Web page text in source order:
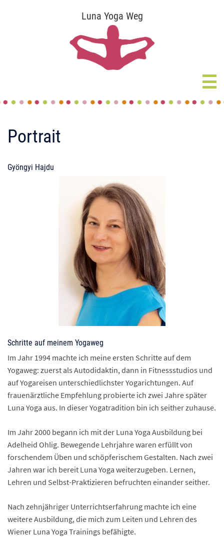
Luna Yoga Weg
Portrait
Gyöngyi Hajdu
Schritte auf meinem Yogaweg
Im Jahr 1994 machte ich meine ersten Schritte auf dem
Yogaweg: zuerst als Autodidaktin, dann in Fitnessstudios und
auf Yogareisen unterschiedlichster Yogarichtungen. Auf
frauenärztliche Empfehlung probierte ich zwei Jahre später
Luna Yoga aus. In dieser Yogatradition bin ich seither zuhause.
Im Jahr 2000 begann ich mit der Luna Yoga Ausbildung bei
Adelheid Ohlig. Bewegende Lehrjahre waren erfüllt von
forschendem Üben und schöpferischem Gestalten. Nach zwei
Jahren war ich bereit Luna Yoga weiterzugeben. Lernen,
Lehren und Selbst-Praktizieren befruchten einander seither.
Nach zehnjähriger Unterrichtserfahrung machte ich eine
weitere Ausbildung, die mich zum Leiten und Lehren des
Wiener Luna Yoga Trainings befähigte.